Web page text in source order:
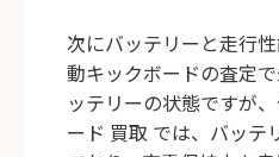
次にバッテリーと走行
動キックボードの査定
ッテリーの状態ですが
ード 買取 では、バッテ